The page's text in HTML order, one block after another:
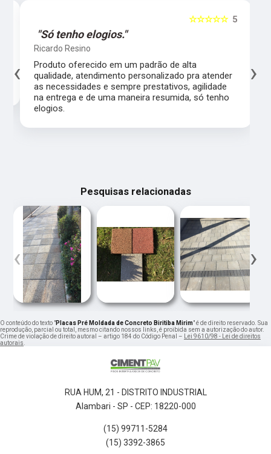
5
☆☆☆☆☆
"Só tenho elogios."
Ricardo Resino
Produto oferecido em um padrão de alta
qualidade, atendimento personalizado pra atender
as necessidades e sempre prestativos, agilidade
na entrega e de uma maneira resumida, só tenho
elogios.
‹ ›
Pesquisas relacionadas
‹ ›
O conteúdo do texto "Placas Pré Moldada de Concreto Biritiba Mirim" é de direito reservado. Sua
reprodução, parcial ou total, mesmo citando nossos links, é proibida sem a autorização do autor.
Crime de violação de direito autoral – artigo 184 do Código Penal – Lei 9610/98 - Lei de direitos
autorais.
RUA HUM, 21 - DISTRITO INDUSTRIAL
Alambari - SP - CEP: 18220-000
(15) 99711-5284
(15) 3392-3865